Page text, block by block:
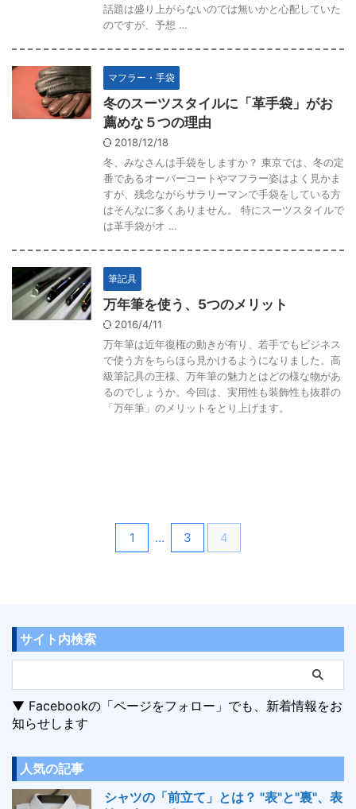
話題は盛り上がらないのでは無いかと心配していた
のですが、予想 …
マフラー・手袋
冬のスーツスタイルに「革手袋」がお
薦めな５つの理由
2018/12/18
冬、みなさんは手袋をしますか？ 東京では、冬の定
番であるオーバーコートやマフラー姿はよく見かま
すが、残念ながらサラリーマンで手袋をしている方
はそんなに多くありません。 特にスーツスタイルで
は革手袋がオ …
筆記具
万年筆を使う、5つのメリット
2016/4/11
万年筆は近年復権の動きが有り、若手でもビジネス
で使う方をちらほら見かけるようになりました。高
級筆記具の王様、万年筆の魅力とはどの様な物があ
るのでしょうか。今回は、実用性も装飾性も抜群の
「万年筆」のメリットをとり上げます。
1 … 3 4
サイト内検索
▼ Facebookの「ページをフォロー」でも、新着情報をお
知らせします
人気の記事
シャツの「前立て」とは？ "表"と"裏"、表